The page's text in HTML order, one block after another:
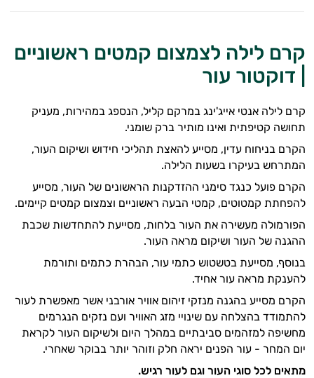
קרם לילה לצמצום קמטים ראשוניים
| דוקטור עור
קרם לילה אנטי אייג'ינג במרקם קליל, הנספג במהירות, מעניק
תחושה קטיפתית ואינו מותיר ברק שומני.
הקרם בניחוח עדין, מסייע להאצת תהליכי חידוש ושיקום העור,
המתרחש בעיקרו בשעות הלילה.
הקרם פועל כנגד סימני ההזדקנות הראשונים של העור, מסייע
להפחתת קמטוטים, קמטי הבעה ראשוניים וצמצום קמטים קיימים.
הפורמולה מעשירה את העור בלחות, מסייעת להתחדשות שכבת
ההגנה של העור ושיקום מראה העור.
בנוסף, מסייעת בטשטוש כתמי עור, הבהרת כתמים ותורמת
להענקת מראה עור אחיד.
הקרם מסייע בהגנה מנזקי זיהום אוויר אורבני אשר מאפשרת לעור
להתמודד בהצלחה עם שינויי מזג האוויר ועם נזקים הנגרמים
מחשיפה למזהמים סביבתיים במהלך היום ולשיקום העור לקראת
יום המחר - עור הפנים יראה חלק וזוהר יותר בבוקר שאחרי.
מתאים לכל סוגי העור וגם לעור רגיש.